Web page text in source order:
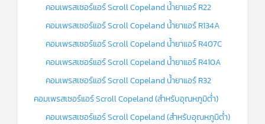
คอมเพรสเซอร์แอร์ Scroll Copeland น้ำยาแอร์ R22
คอมเพรสเซอร์แอร์ Scroll Copeland น้ำยาแอร์ R134A
คอมเพรสเซอร์แอร์ Scroll Copeland น้ำยาแอร์ R407C
คอมเพรสเซอร์แอร์ Scroll Copeland น้ำยาแอร์ R410A
คอมเพรสเซอร์แอร์ Scroll Copeland น้ำยาแอร์ R32
คอมเพรสเซอร์แอร์ Scroll Copeland (สำหรับอุณหภูมิต่ำ)
คอมเพรสเซอร์แอร์ Scroll Copeland (สำหรับอุณหภูมิต่ำ)